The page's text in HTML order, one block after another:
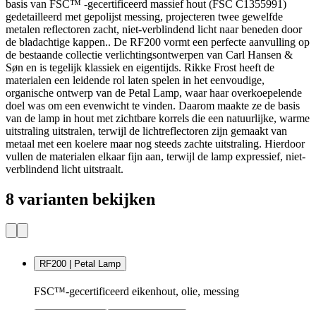
basis van FSC™ -gecertificeerd massief hout (FSC C1355991)
gedetailleerd met gepolijst messing, projecteren twee gewelfde
metalen reflectoren zacht, niet-verblindend licht naar beneden door
de bladachtige kappen.. De RF200 vormt een perfecte aanvulling op
de bestaande collectie verlichtingsontwerpen van Carl Hansen &
Søn en is tegelijk klassiek en eigentijds. Rikke Frost heeft de
materialen een leidende rol laten spelen in het eenvoudige,
organische ontwerp van de Petal Lamp, waar haar overkoepelende
doel was om een evenwicht te vinden. Daarom maakte ze de basis
van de lamp in hout met zichtbare korrels die een natuurlijke, warme
uitstraling uitstralen, terwijl de lichtreflectoren zijn gemaakt van
metaal met een koelere maar nog steeds zachte uitstraling. Hierdoor
vullen de materialen elkaar fijn aan, terwijl de lamp expressief, niet-
verblindend licht uitstraalt.
8 varianten bekijken
RF200 | Petal Lamp
FSC™-gecertificeerd eikenhout, olie, messing